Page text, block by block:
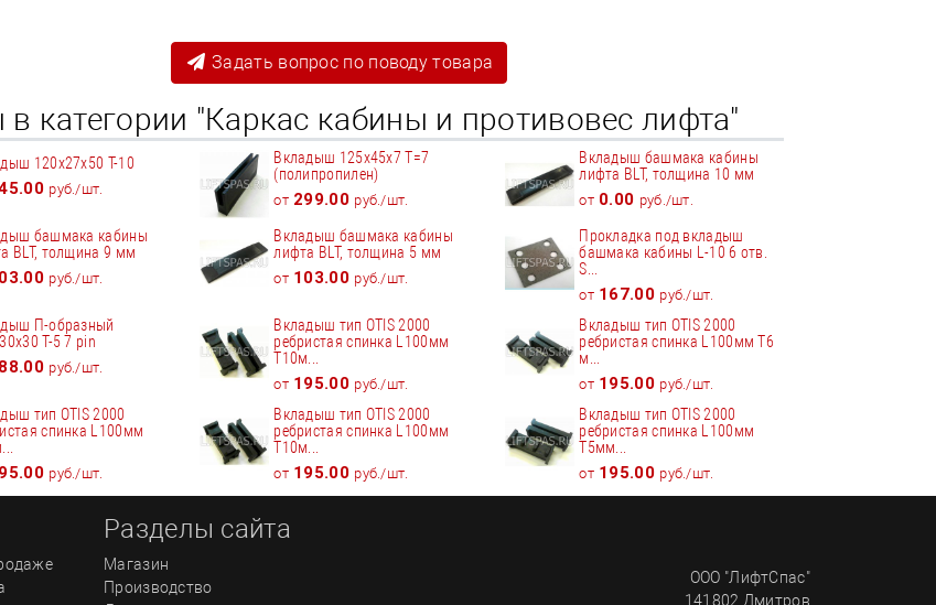
Задать вопрос по поводу товара
категории "Каркас кабины и противовес лифта"
120х27х50 Т-10
руб./шт.
Вкладыш 125х45х7 Т=7
(полипропилен)
от 299.00 руб./шт.
Вкладыш башмака кабины
лифта BLT, толщина 10 мм
от 0.00 руб./шт.
башмака кабины
BLT, толщина 9 мм
руб./шт.
Вкладыш башмака кабины
лифта BLT, толщина 5 мм
от 103.00 руб./шт.
Прокладка под вкладыш
башмака кабины L-10 6 отв.
S...
от 167.00 руб./шт.
П-образный
Т-5 7 pin
руб./шт.
Вкладыш тип OTIS 2000
ребристая спинка L100мм
T10м...
от 195.00 руб./шт.
Вкладыш тип OTIS 2000
ребристая спинка L100мм T6
м...
от 195.00 руб./шт.
тип OTIS 2000
спинка L100мм
руб./шт.
Вкладыш тип OTIS 2000
ребристая спинка L100мм
T10м...
от 195.00 руб./шт.
Вкладыш тип OTIS 2000
ребристая спинка L100мм
T5мм...
от 195.00 руб./шт.
Разделы сайта
Магазин
Производство
ООО "ЛифтСпас"
141802 Дмитров